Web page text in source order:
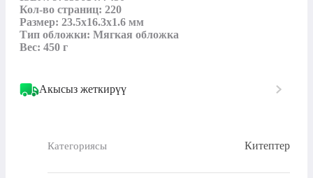
Кол-во страниц: 220
Размер: 23.5x16.3x1.6 мм
Тип обложки: Мягкая обложка
Вес: 450 г
Акысыз жеткирүү
Категориясы Китептер